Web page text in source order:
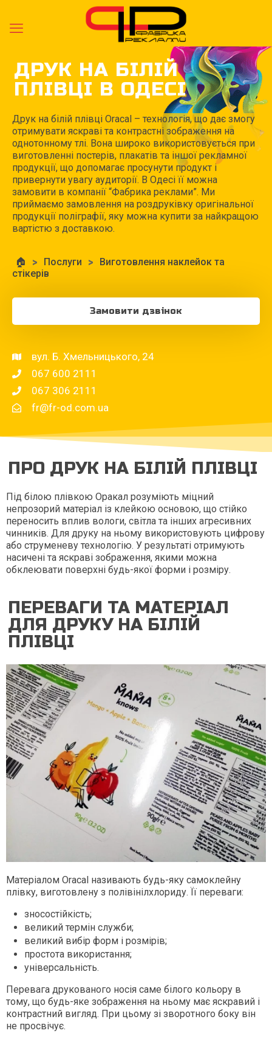
ДРУК НА БІЛІЙ
ПЛІВЦІ В ОДЕСІ
Друк на білій плівці Oracal – технологія, що дає змогу
отримувати яскраві та контрастні зображення на
однотонному тлі. Вона широко використовується при
виготовленні постерів, плакатів та іншої рекламної
продукції, що допомагає просунути продукт і
привернути увагу аудиторії. В Одесі її можна
замовити в компанії “Фабрика реклами”. Ми
приймаємо замовлення на роздруківку оригінальної
продукції поліграфії, яку можна купити за найкращою
вартістю з доставкою.
🏠 > Послуги >
Виготовлення наклейок та
стікерів
Замовити дзвінок
вул. Б. Хмельницького, 24
067 600 2111
067 306 2111
fr@fr-od.com.ua
ПРО ДРУК НА БІЛІЙ ПЛІВЦІ
Під білою плівкою Оракал розуміють міцний
непрозорий матеріал із клейкою основою, що стійко
переносить вплив вологи, світла та інших агресивних
чинників. Для друку на ньому використовують цифрову
або струменеву технологію. У результаті отримують
насичені та яскраві зображення, якими можна
обклеювати поверхні будь-якої форми і розміру.
ПЕРЕВАГИ ТА МАТЕРІАЛ
ДЛЯ ДРУКУ НА БІЛІЙ
ПЛІВЦІ
Матеріалом Oracal називають будь-яку самоклейну
плівку, виготовлену з полівінілхлориду. Її переваги:
зносостійкість;
великий термін служби;
великий вибір форм і розмірів;
простота використання;
універсальність.
Перевага друкованого носія саме білого кольору в
тому, що будь-яке зображення на ньому має яскравий і
контрастний вигляд. При цьому зі зворотного боку він
не просвічує.